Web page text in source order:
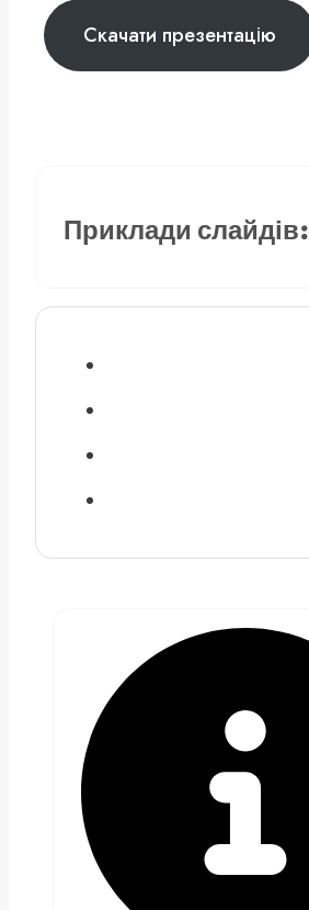
Скачати презентацію
Приклади слайдів: